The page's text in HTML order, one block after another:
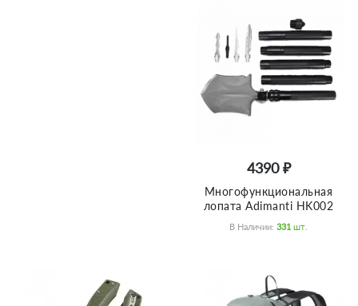
4390 ₽
Многофункциональная
лопата Adimanti HK002
В Наличии: 331 Шт.